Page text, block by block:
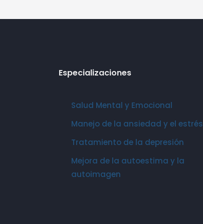
Especializaciones
Salud Mental y Emocional
Manejo de la ansiedad y el estrés
Tratamiento de la depresión
Mejora de la autoestima y la
autoimagen